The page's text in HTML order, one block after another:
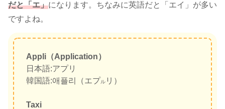
だと「エ」になります。ちなみに英語だと「エイ」が多い
ですよね。
Appli（Application）
日本語:アプリ
韓国語:애플리（エプル リ）
Taxi